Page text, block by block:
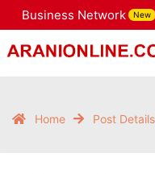
Business Network New
Home Post Details